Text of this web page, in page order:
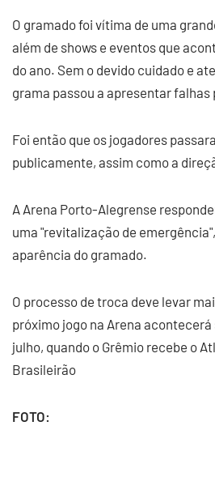
O gramado foi vítima de uma
além de shows e eventos que
do ano. Sem o devido cuidado e
grama passou a apresentar falhas
Foi então que os jogadores
publicamente, assim como a
A Arena Porto-Alegrense
uma "revitalização de
aparência do gramado.
O processo de troca deve levar
próximo jogo na Arena acontecerá
julho, quando o Grêmio recebe o
Brasileirão
FOTO: